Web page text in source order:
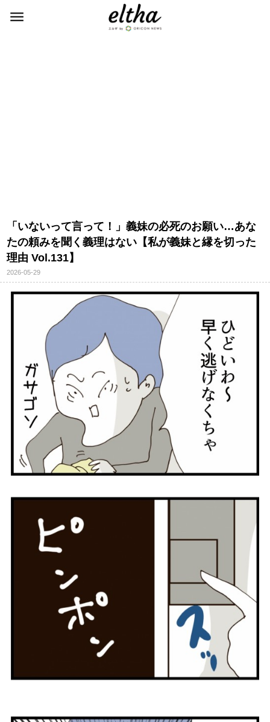
「いないって言って！」義妹の必死のお願い…あな
たの頼みを聞く義理はない【私が義妹と縁を切った
理由 Vol.131】
2026-05-29